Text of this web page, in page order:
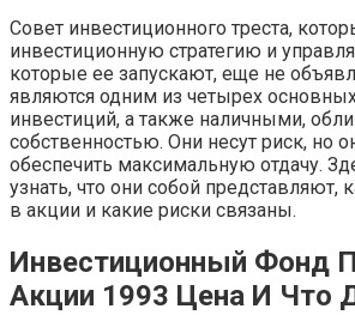
Совет инвестиционного треста,
инвестиционную стратегию и
которые ее запускают, еще не
являются одним из четырех
инвестиций, а также наличными,
собственностью. Они несут риск, но
обеспечить максимальную отдачу.
узнать, что они собой представляют,
в акции и какие риски связаны.
Инвестиционный Фонд
Акции 1993 Цена И Что